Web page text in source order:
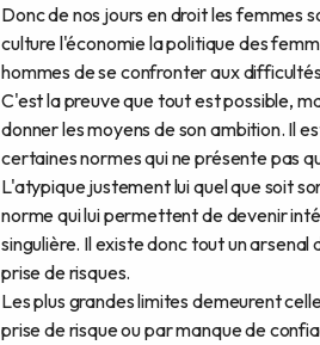
Donc de nos jours en droit les femmes
culture l'économie la politique des
hommes de se confronter aux
C'est la preuve que tout est possible,
donner les moyens de son ambition. Il
certaines normes qui ne présente pas
L'atypique justement lui quel que soit
norme qui lui permettent de devenir
singulière. Il existe donc tout un
prise de risques.
Les plus grandes limites demeurent
prise de risque ou par manque de